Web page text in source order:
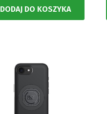
DODAJ DO KOSZYKA